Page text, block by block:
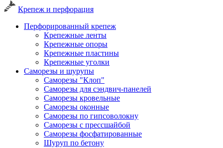
Крепеж и перфорация
Перфорированный крепеж
Крепежные ленты
Крепежные опоры
Крепежные пластины
Крепежные уголки
Саморезы и шурупы
Саморезы "Клоп"
Саморезы для сэндвич-панелей
Саморезы кровельные
Саморезы оконные
Саморезы по гипсоволокну
Саморезы с прессшайбой
Саморезы фосфатированные
Шуруп по бетону